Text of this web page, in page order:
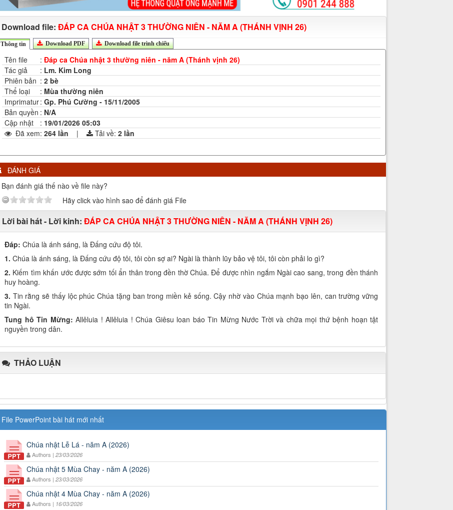
Download file: ĐÁP CA CHÚA NHẬT 3 THƯỜNG NIÊN - NĂM A (THÁNH VỊNH 26)
Thông tin Download PDF Download file trình chiếu
Tên file : Đáp ca Chúa nhật 3 thường niên - năm A (Thánh vịnh 26)
Tác giả
: Lm. Kim Long
Phiên bản : 2 bè
Thể loại
: Mùa thường niên
Imprimatur: Gp. Phú Cường - 15/11/2005
Bản quyền : N/A
Cập nhật
: 19/01/2026 05:03
Đã xem: 264 lần | Tải về: 2 lần
ĐÁNH GIÁ
Bạn đánh giá thế nào về file này?
Hãy click vào hình sao để đánh giá File
Lời bài hát - Lời kinh: ĐÁP CA CHÚA NHẬT 3 THƯỜNG NIÊN - NĂM A (THÁNH VỊNH 26)
Đáp: Chúa là ánh sáng, là Đấng cứu độ tôi.
1. Chúa là ánh sáng, là Đấng cứu độ tôi, tôi còn sợ ai? Ngài là thành lũy bảo vệ tôi, tôi còn phải lo gì?
2. Kiếm tìm khấn ước được sớm tối ẩn thân trong đền thờ Chúa. Để được nhìn ngắm Ngài cao sang, trong đền thánh
huy hoàng.
3. Tin rằng sẽ thấy lộc phúc Chúa tặng ban trong miền kẻ sống. Cậy nhờ vào Chúa mạnh bạo lên, can trường vững
tin Ngài.
Tung hô Tin Mừng: Allêluia ! Allêluia ! Chúa Giêsu loan báo Tin Mừng Nước Trời và chữa mọi thứ bệnh hoạn tật
nguyền trong dân.
THẢO LUẬN
File PowerPoint bài hát mới nhất
Chúa nhật Lễ Lá - năm A (2026)
Authors | 23/03/2026
Chúa nhật 5 Mùa Chay - năm A (2026)
Authors | 23/03/2026
Chúa nhật 4 Mùa Chay - năm A (2026)
Authors | 16/03/2026